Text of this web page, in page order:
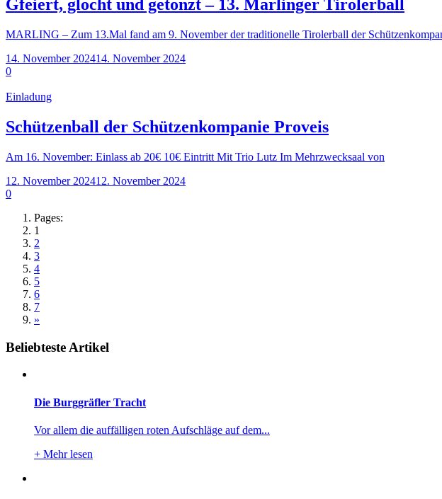
Gfeiert, glocht und getonzt – 13. Marlinger Tirolerball
MARLING – Zum 13.Mal fand am 9. November der traditionelle Tirolerball der
14. November 202414. November 2024
0
Einladung
Schützenball der Schützenkompanie Proveis
Am 16. November: Einlass ab 20€ 10€ Eintritt Mit Trio Lutz Im Mehrzwecksaal von
12. November 202412. November 2024
0
Pages:
1
2
3
4
5
6
7
»
Beliebteste Artikel
Die Burggräfler Tracht
Vor allem die auffälligen roten Aufschläge auf dem...
+ Mehr lesen